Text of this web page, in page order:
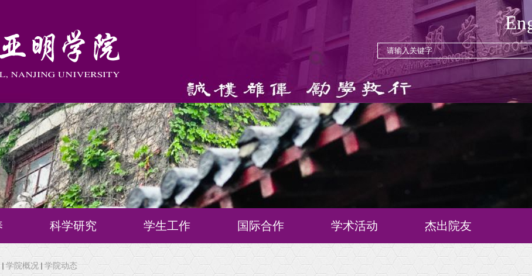
科学研究
师资队伍
研究方向
学生工作
本科生招生信息
国际合作
合作理念
学术活动
学术活动
杰出院友
历届院友
学院概况 学院动态